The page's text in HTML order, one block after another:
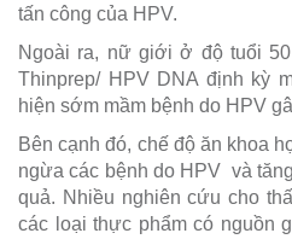
tấn công của HPV.
Ngoài ra, nữ giới ở độ tuổi
Thinprep/ HPV DNA định kỳ
hiện sớm mầm bệnh do HPV
Bên cạnh đó, chế độ ăn khoa
ngừa các bệnh do HPV và
quả. Nhiều nghiên cứu cho
các loại thực phẩm có nguồn